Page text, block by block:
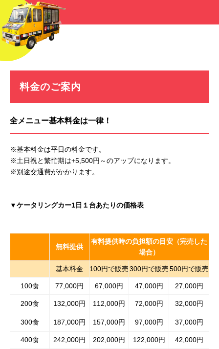
料金のご案内
全メニュー基本料金は一律！
※基本料金は平日の料金です。
※土日祝と繁忙期は+5,500円～のアップになります。
※別途交通費がかかります。
▼ケータリングカー1日１台あたりの価格表
無料提供
有料提供時の負担額の目安（完売した
場合）
基本料金 100円で販売300円で販売500円で販売
100食 77,000円 67,000円 47,000円 27,000円
200食 132,000円 112,000円 72,000円 32,000円
300食 187,000円 157,000円 97,000円 37,000円
400食 242,000円 202,000円 122,000円 42,000円